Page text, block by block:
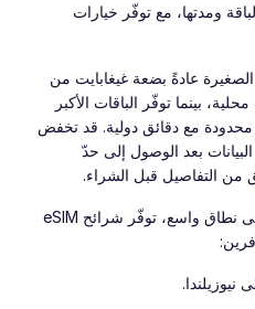
ومدتها، مع توفّر خيارات
عادةً بضعة غيغابايت من
بينما توفّر الباقات الأكبر
مع دقائق دولية. قد تخفض
بعد الوصول إلى حدّ
من التفاصيل قبل الشراء.
بينما تتوفّر بطاقات SIM الفعلية على نطاق واسع، توفّر شرائح eSIM